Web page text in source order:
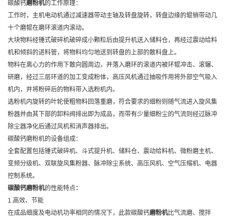
碳酸钙磨粉机的工作原理：
工作时，主机电动机通过减速器带动主轴及转盘旋转，转盘边缘的辊销带动几
十个磨辊在磨环滚道内滚动。
大块物料经锤式破碎机破碎成小颗粒后由提升机送入储料仓，再经过震动给料
机和倾斜的进料管，将物料均匀地送到转盘的上部的散料盘上。
物料在离心力的作用下散向圆周边，并落入磨环的滚道内被环辊冲击、滚辗、
研磨，经过三层环道的加工变成粉体，高压风机通过抽吸作用将外部空气吸入
机内，并将粉碎后的物料带入选粉机内。
选粉机内旋转的叶轮使粗物料回落重磨，符合要求的细粉则随气流进入旋风集
粉器并由其下部的卸料阀排出即为成品，而带有少量细粉尘的气流则经过脉冲
除尘器净化后通过风机和消声器排出。
碳酸钙磨粉机的设备组成：
全套配置包括锤式破碎机、斗式提升机、储料仓、震动给料机、微粉磨主机、
变频分级机、双联旋风集粉器、脉冲除尘系统、高压风机、空气压缩机、电器
控制系统。
碳酸钙磨粉机的性能特点 ：
1.高效、节能
在成品细度及电动机功率相同的情况下，此款碳酸钙磨粉机比气流磨、搅拌